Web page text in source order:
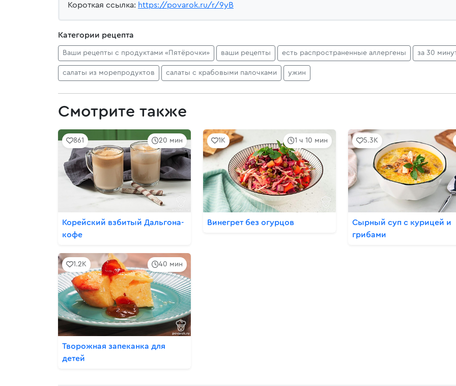
Короткая ссылка: https://povarok.ru/r/9yB
Категории рецепта
Ваши рецепты с продуктами «Пятёрочки» ваши рецепты есть распространенные аллергены за 30
салаты из морепродуктов салаты с крабовыми палочками ужин
Смотрите также
20 мин
861
Корейский взбитый Дальгона-
кофе
1 ч 10 мин
1K
Винегрет без огурцов
5.3K
Сырный суп с курицей и
грибами
40 мин
1.2K
Творожная запеканка для
детей